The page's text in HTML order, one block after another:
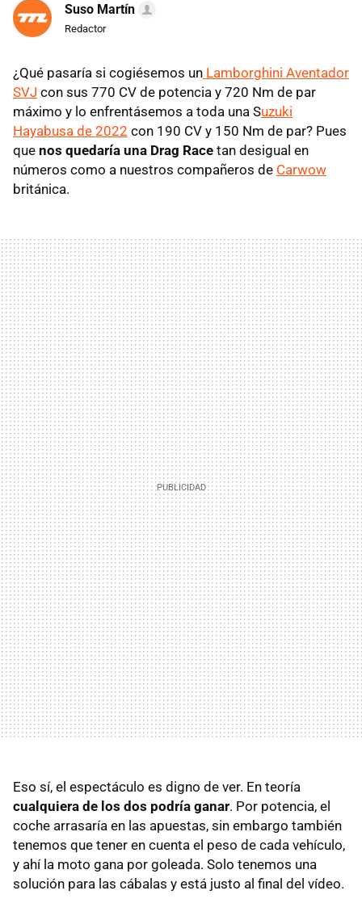
Suso Martín
Redactor
¿Qué pasaría si cogiésemos un Lamborghini Aventador
SVJ con sus 770 CV de potencia y 720 Nm de par
máximo y lo enfrentásemos a toda una Suzuki
Hayabusa de 2022 con 190 CV y 150 Nm de par? Pues
que nos quedaría una Drag Race tan desigual en
números como a nuestros compañeros de Carwow
británica.
Eso sí, el espectáculo es digno de ver. En teoría
cualquiera de los dos podría ganar. Por potencia, el
coche arrasaría en las apuestas, sin embargo también
tenemos que tener en cuenta el peso de cada vehículo,
y ahí la moto gana por goleada. Solo tenemos una
solución para las cábalas y está justo al final del vídeo.